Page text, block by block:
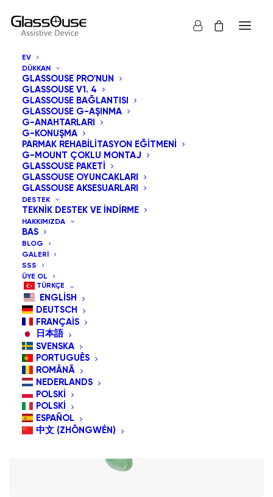
EV
DÜKKAN
GLASSOUSE PRO'NUN
GLASSOUSE V1. 4
GLASSOUSE BAĞLANTISI
GLASSOUSE G-AŞINMA
G-ANAHTARLARI
G-KONUŞMA
PARMAK REHABILITASYON EĞITMENI
G-MOUNT ÇOKLU MONTAJ
GLASSOUSE PAKETI
GLASSOUSE OYUNCAKLARI
GLASSOUSE AKSESUARLARI
DESTEK
TEKNIK DESTEK VE İNDIRME
HAKKIMIZDA
BAS
BLOG
GALERI
SSS
ÜYE OL
TÜRKÇE
ENGLISH
DEUTSCH
FRANÇAIS
日本語
SVENSKA
PORTUGUÊS
ROMÂNĂ
NEDERLANDS
POLSKI
POLSKI
ESPAÑOL
中文 (ZHŌNGWÉN)
Hepsi göster GlassOuse Oyuncakları
Varsayılan Sıralama
En çok satılana göre sırala
En yeniye göre sırala
Fiyata göre sırala: Düşükten yükseğe
Fiyata göre sırala: Yüksekten düşüğe